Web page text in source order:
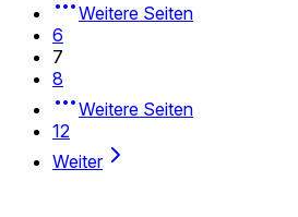
Weitere Seiten
6
7
8
Weitere Seiten
12
Weiter